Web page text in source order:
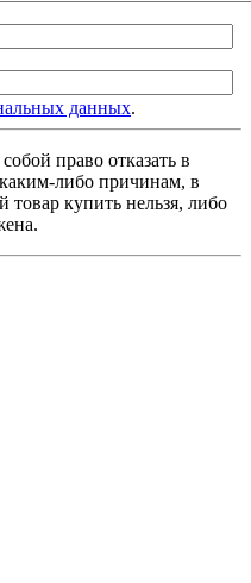
данных.
право отказать в
либо причинам, в
товар купить нельзя, либо